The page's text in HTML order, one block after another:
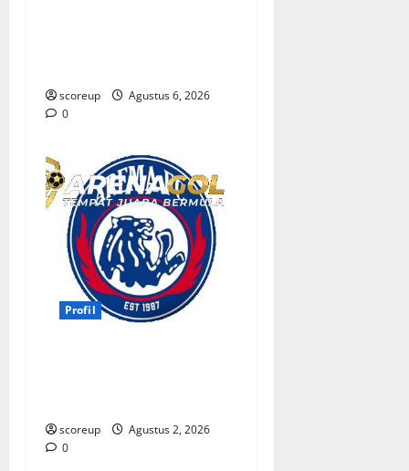
scoreup
Agustus 6, 2026
0
Profil
scoreup
Agustus 2, 2026
0